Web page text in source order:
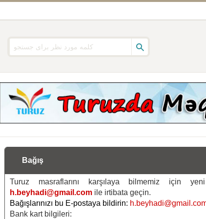
Bağış
Turuz masraflarını karşılaya bilmemiz için
h.beyhadi@gmail.com ile irtibata geçin.
Bağışlarınızı bu E-postaya bildirin:
Bank kart bilgileri: